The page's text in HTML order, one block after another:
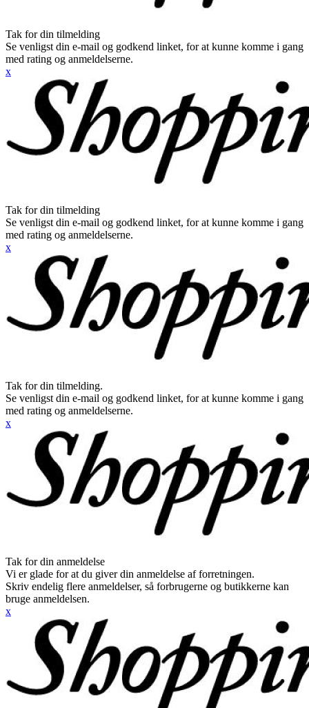
Tak for din tilmelding
Se venligst din e-mail og godkend linket, for at kunne komme i gang
med rating og anmeldelserne.
x
Tak for din tilmelding
Se venligst din e-mail og godkend linket, for at kunne komme i gang
med rating og anmeldelserne.
x
Tak for din tilmelding.
Se venligst din e-mail og godkend linket, for at kunne komme i gang
med rating og anmeldelserne.
x
Tak for din anmeldelse
Vi er glade for at du giver din anmeldelse af forretningen.
Skriv endelig flere anmeldelser, så forbrugerne og butikkerne kan
bruge anmeldelsen.
x